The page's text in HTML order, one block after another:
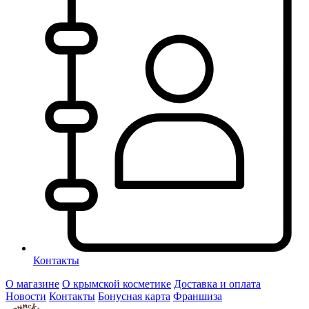
Контакты
О магазине О крымской косметике Доставка и оплата
Новости Контакты Бонусная карта Франшиза